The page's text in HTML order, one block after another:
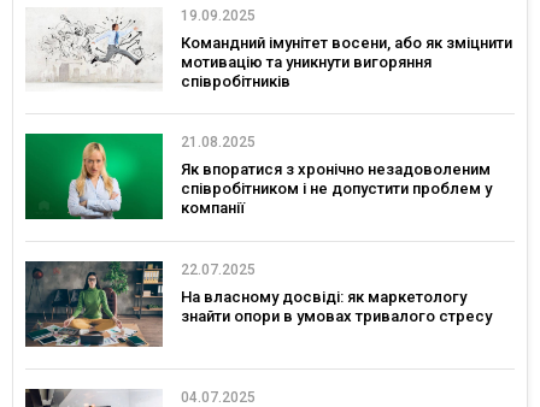
19.09.2025
Командний імунітет восени, або як зміцнити
мотивацію та уникнути вигоряння
співробітників
21.08.2025
Як впоратися з хронічно незадоволеним
співробітником і не допустити проблем у
компанії
22.07.2025
На власному досвіді: як маркетологу
знайти опори в умовах тривалого стресу
04.07.2025